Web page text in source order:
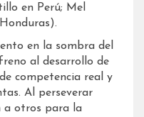
en Perú; Mel
en la sombra del
al desarrollo de
competencia real y
Al perseverar
a otros para la